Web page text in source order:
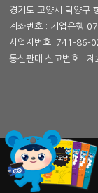
경기도 고양시 덕양구
계좌번호 : 기업은행
사업자번호 :741-86-
통신판매 신고번호 :